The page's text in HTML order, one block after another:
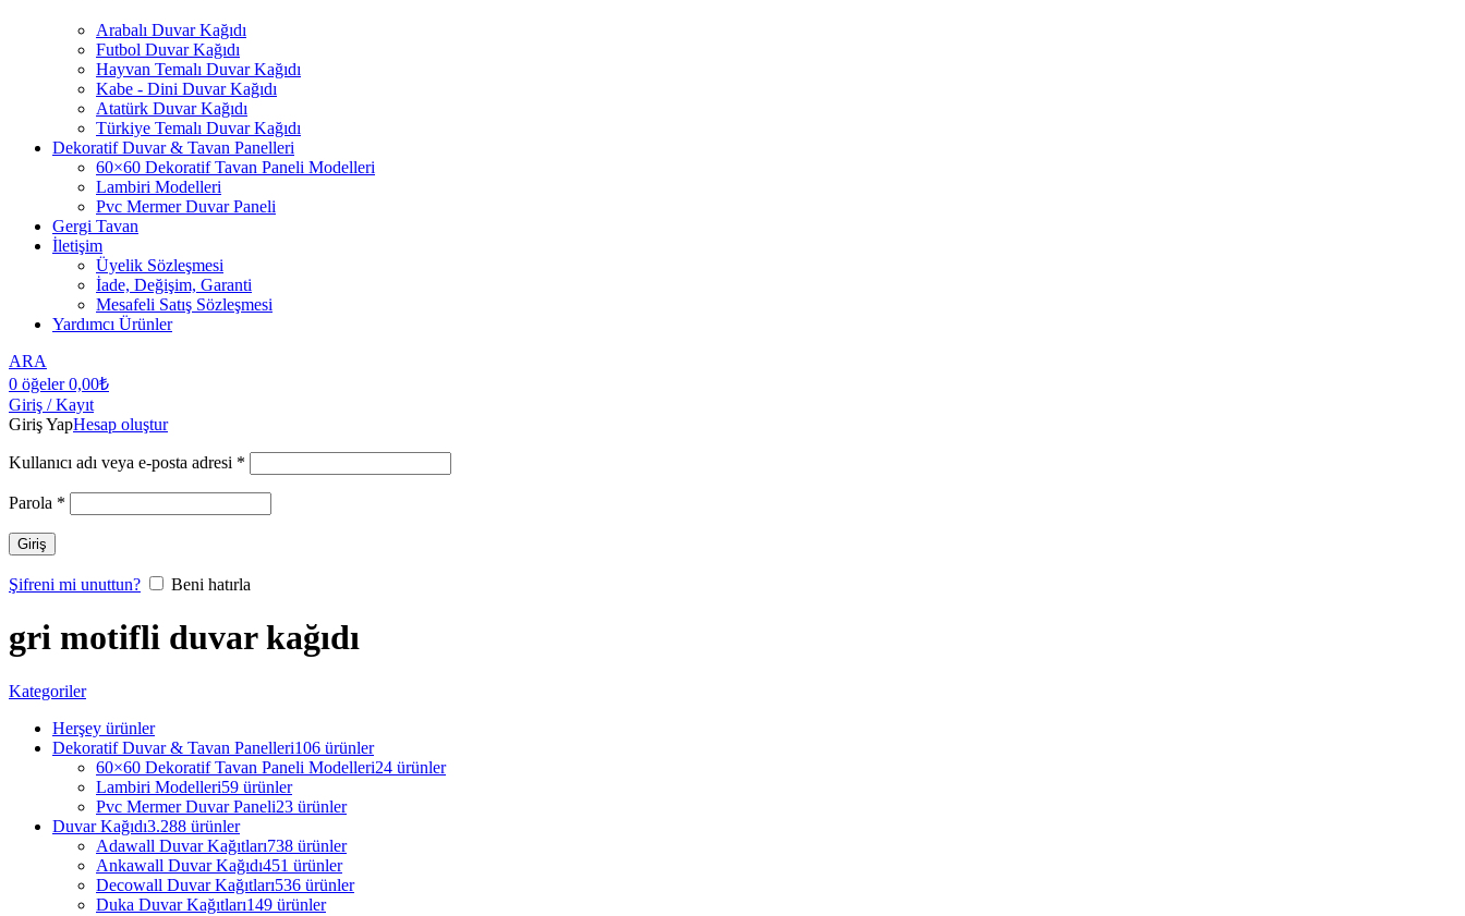
Arabalı Duvar Kağıdı
Futbol Duvar Kağıdı
Hayvan Temalı Duvar Kağıdı
Kabe - Dini Duvar Kağıdı
Atatürk Duvar Kağıdı
Türkiye Temalı Duvar Kağıdı
Dekoratif Duvar & Tavan Panelleri
60×60 Dekoratif Tavan Paneli Modelleri
Lambiri Modelleri
Pvc Mermer Duvar Paneli
Gergi Tavan
İletişim
Üyelik Sözleşmesi
İade, Değişim, Garanti
Mesafeli Satış Sözleşmesi
Yardımcı Ürünler
ARA
0 öğeler 0,00₺
Giriş / Kayıt
Giriş YapHesap oluştur
Kullanıcı adı veya e-posta adresi *
Parola *
Giriş
Şifreni mi unuttun? Beni hatırla
gri motifli duvar kağıdı
Kategoriler
Herşey ürünler
Dekoratif Duvar & Tavan Panelleri106 ürünler
60×60 Dekoratif Tavan Paneli Modelleri24 ürünler
Lambiri Modelleri59 ürünler
Pvc Mermer Duvar Paneli23 ürünler
Duvar Kağıdı3.288 ürünler
Adawall Duvar Kağıtları738 ürünler
Ankawall Duvar Kağıdı451 ürünler
Decowall Duvar Kağıtları536 ürünler
Duka Duvar Kağıtları149 ürünler